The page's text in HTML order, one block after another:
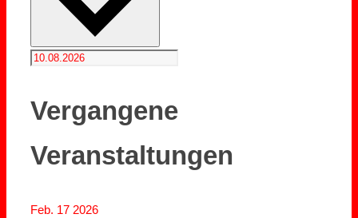
Vergangene
Veranstaltungen
Feb. 17 2026